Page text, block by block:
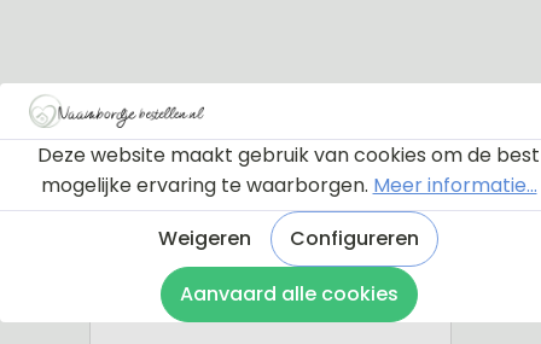
Deze website maakt gebruik van cookies om de best
mogelijke ervaring te waarborgen. Meer informatie...
Weigeren
Configureren
Aanvaard alle cookies